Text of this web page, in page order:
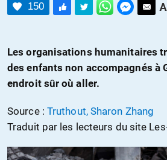
MOTS CLÉS
CONTACTER
FAIRE UN
150
Les organisations humanitaires
des enfants non accompagnés à
endroit sûr où aller.
Source : Truthout, Sharon Zhang
Traduit par les lecteurs du site